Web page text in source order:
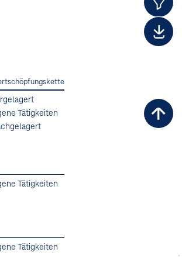
Tätigkeiten
Tätigkeiten
Tätigkeiten